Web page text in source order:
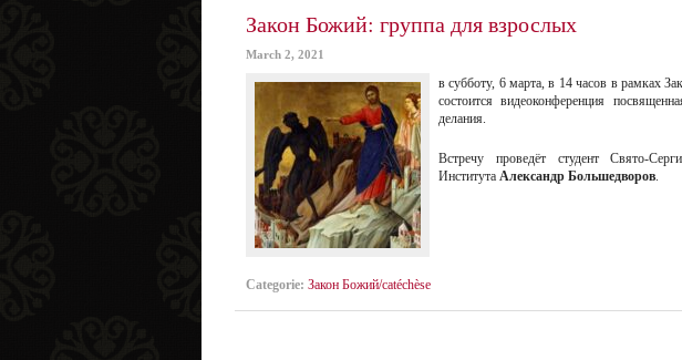
Закон Божий: группа для взрослых
March 2, 2021
в субботу, 6 марта, в 14 часов в рамках
состоится видеоконференция
делания.
Встречу проведёт студент Свято-
Института Александр Большедворов.
Categorie: Закон Божий/catéchèse